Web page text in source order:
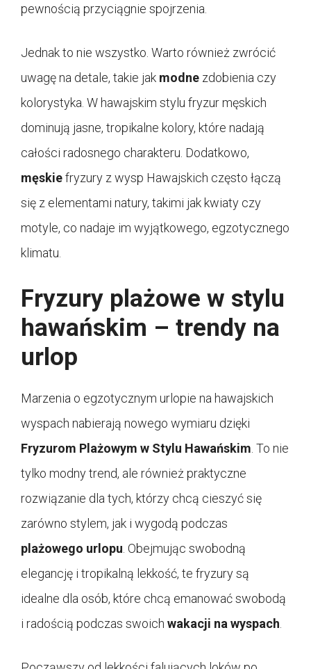
pewnością przyciągnie spojrzenia.
Jednak to nie wszystko. Warto również zwrócić
uwagę na detale, takie jak modne zdobienia czy
kolorystyka. W hawajskim stylu fryzur męskich
dominują jasne, tropikalne kolory, które nadają
całości radosnego charakteru. Dodatkowo,
męskiefryzury z wysp Hawajskich często łączą
się z elementami natury, takimi jak kwiaty czy
motyle, co nadaje im wyjątkowego, egzotycznego
klimatu.
Fryzury plażowe w stylu
hawańskim – trendy na
urlop
Marzenia o egzotycznym urlopie na hawajskich
wyspach nabierają nowego wymiaru dzięki
Fryzurom Plażowym w Stylu Hawańskim . To nie
tylko modny trend, ale również praktyczne
rozwiązanie dla tych, którzy chcą cieszyć się
zarówno stylem, jak i wygodą podczas
plażowego urlopu . Obejmując swobodną
elegancję i tropikalną lekkość, te fryzury są
idealne dla osób, które chcą emanować swobodą
i radością podczas swoich wakacji na wyspach